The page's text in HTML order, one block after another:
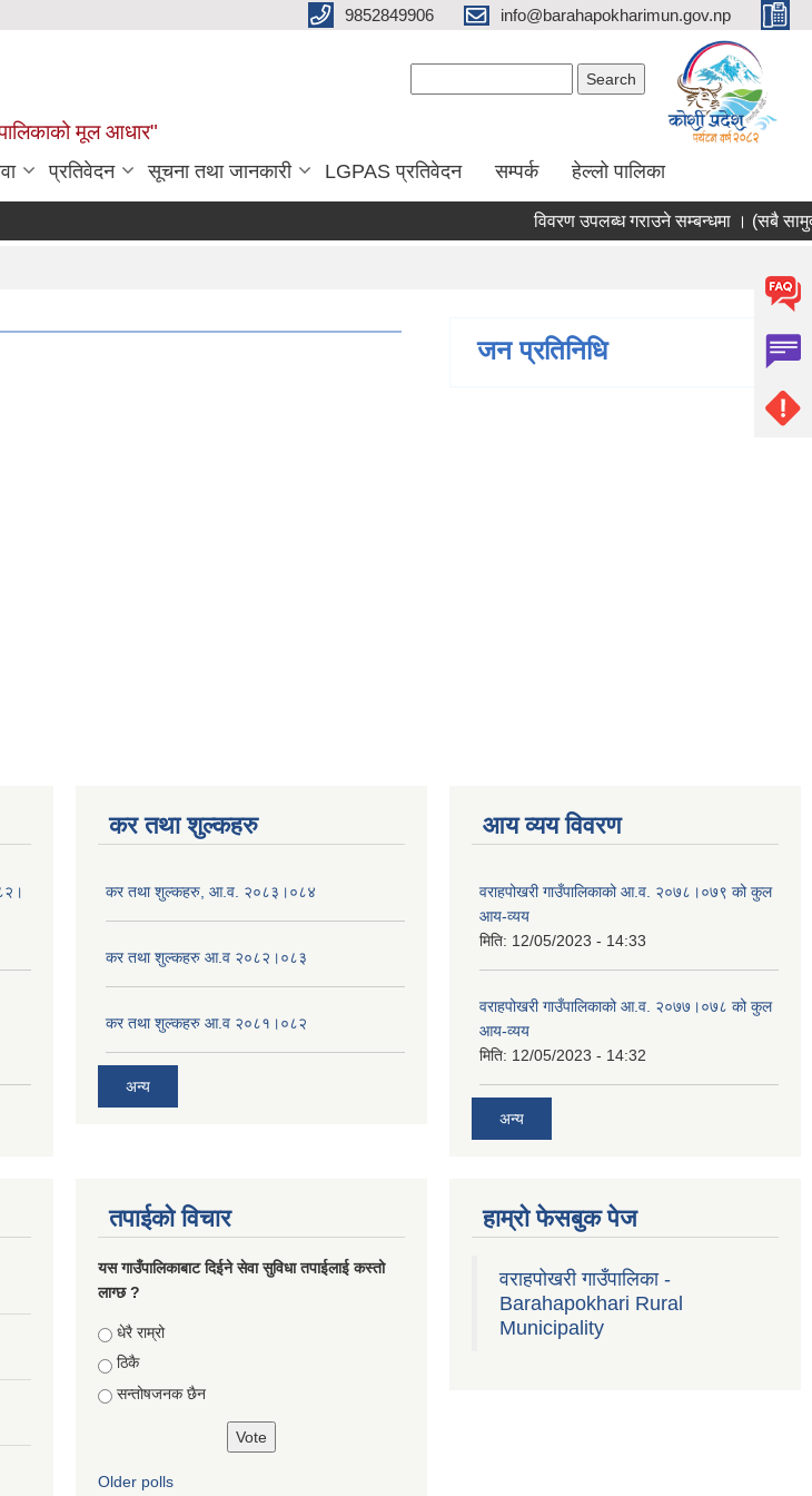
9852849906 info@barahapokharimun.gov.np
मूल आधार"
प्रतिवेदन सूचना तथा जानकारी LGPAS प्रतिवेदन सम्पर्क हेल्लो पालिका
विवरण उपलब्ध गराउने सम्बन्धमा । (सबै
जन प्रतिनिधि
कर तथा शुल्कहरु
कर तथा शुल्कहरु, आ.व. २०८३।०८४
कर तथा शुल्कहरु आ.व २०८२।०८३
कर तथा शुल्कहरु आ.व २०८१।०८२
अन्य
आय व्यय विवरण
वराहपोखरी गाउँपालिकाको आ.व. २०७८।०७९ को कुल
आय-व्यय
मिति: 12/05/2023 - 14:33
वराहपोखरी गाउँपालिकाको आ.व. २०७७।०७८ को कुल
आय-व्यय
मिति: 12/05/2023 - 14:32
अन्य
तपाईको विचार
यस गाउँपालिकाबाट दिईने सेवा सुविधा तपाईलाई कस्तो
लाग्छ ?
Choices
धेरै राम्रो
ठिकै
सन्तोषजनक छैन
Older polls
हाम्रो फेसबुक पेज
वराहपोखरी गाउँपालिका -
Barahapokhari Rural
Municipality